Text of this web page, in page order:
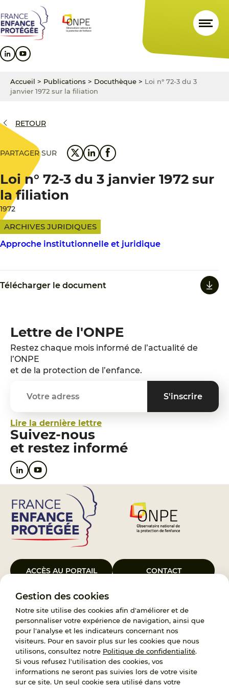
Gestion des cookies
Notre site utilise des cookies afin d'améliorer et de
personnaliser votre expérience de navigation, ainsi que
pour l'analyse et les indicateurs concernant nos
visiteurs. Pour en savoir plus sur les cookies que nous
utilisons, consultez notre Politique de confidentialité.
Si vous refusez l'utilisation des cookies, vos
informations ne seront pas suivies lors de votre visite
sur ce site. Un seul cookie sera utilisé dans votre
au
contenu
principal
au
menu
principal
au
pied
de
Accueil > Publications > Docuthèque > Loi n° 72-3 du 3
janvier 1972 sur la filiation
RETOUR
PARTAGER SUR
Loi n° 72-3 du 3 janvier 1972 sur
la filiation
1972
ARCHIVES JURIDIQUES
Approche institutionnelle et juridique
Télécharger le document
Lettre de l'ONPE
Restez chaque mois informé de l’actualité de
l’ONPE
et de la protection de l’enfance.
Lire la dernière lettre
Suivez-nous
et restez informé
ACCÈS AU PORTAIL CONTACT
Le Groupement d’Intérêt Public France Enfance Protégée, créé le 5
janvier 2023, a pour objet d’assurer les missions de service public du
119, d’accompagnement des adoptants et de traitement des
demandes d’accès aux origines personnelles. France Enfance
Protégée est également un observatoire et une ressource pour
l’ensemble des professionnels, ainsi qu’un appui à l’élaboration de la
politique publique à travers le soutien à l’activité des conseils
nationaux.